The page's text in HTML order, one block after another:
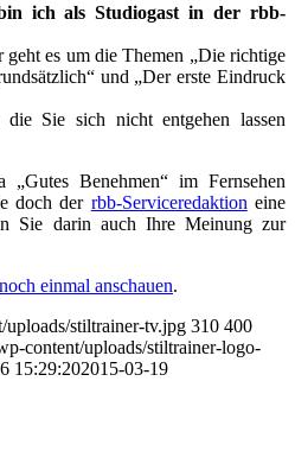
ich als Studiogast in der rbb-
es um die Themen „Die richtige
und „Der erste Eindruck
die Sie sich nicht entgehen lassen
Benehmen“ im Fernsehen
doch der rbb-Serviceredaktion eine
Sie darin auch Ihre Meinung zur
einmal anschauen.
uploads/stiltrainer-tv.jpg 310 400
content/uploads/stiltrainer-logo-
15:29:202015-03-19